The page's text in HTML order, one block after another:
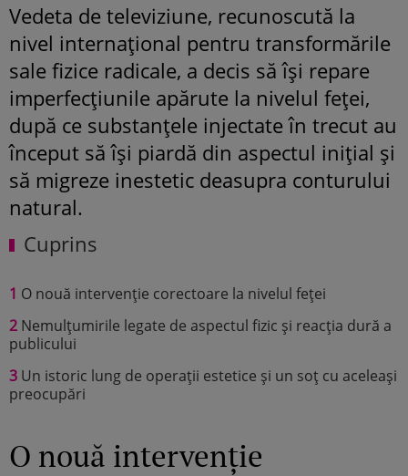
Vedeta de televiziune, recunoscută la
nivel internațional pentru transformările
sale fizice radicale, a decis să își repare
imperfecțiunile apărute la nivelul feței,
după ce substanțele injectate în trecut au
început să își piardă din aspectul inițial și
să migreze inestetic deasupra conturului
natural.
Cuprins
1 O nouă intervenție corectoare la nivelul feței
2 Nemulțumirile legate de aspectul fizic și reacția dură a
publicului
3 Un istoric lung de operații estetice și un soț cu aceleași
preocupări
O nouă intervenție